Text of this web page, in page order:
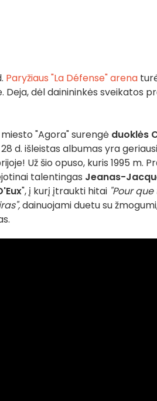
Paryžiaus "La Défense" arena
Deja, dėl dainininkės sveikatos
"Agora" surengė duoklės
28 d. išleistas albumas yra
Už šio opuso, kuris 1995 m.
talentingas Jeanas-
", į kurį įtraukti hitai "Pour
dainuojami duetu su